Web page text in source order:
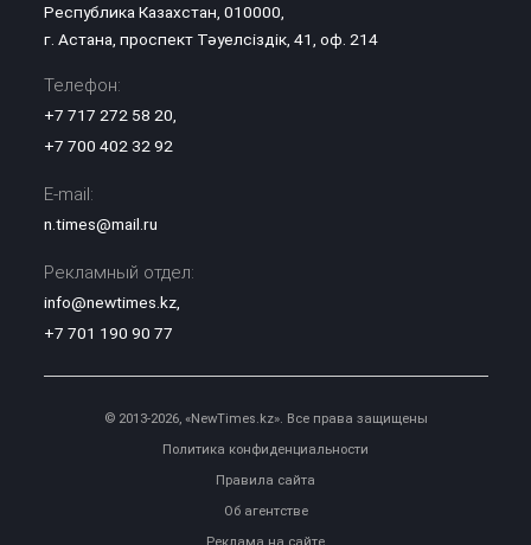
Республика Казахстан, 010000,
г. Астана, проспект Тәуелсіздік, 41, оф. 214
Телефон:
+7 717 272 58 20
+7 700 402 32 92
E-mail:
n.times@mail.ru
Рекламный отдел:
info@newtimes.kz,
+7 701 190 90 77
© 2013-2026, «NewTimes.kz». Все права защищены
Политика конфиденциальности
Правила сайта
Об агентстве
Реклама на сайте